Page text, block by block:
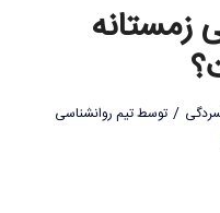
زمستانه
/ توسطتیم روانشناسی